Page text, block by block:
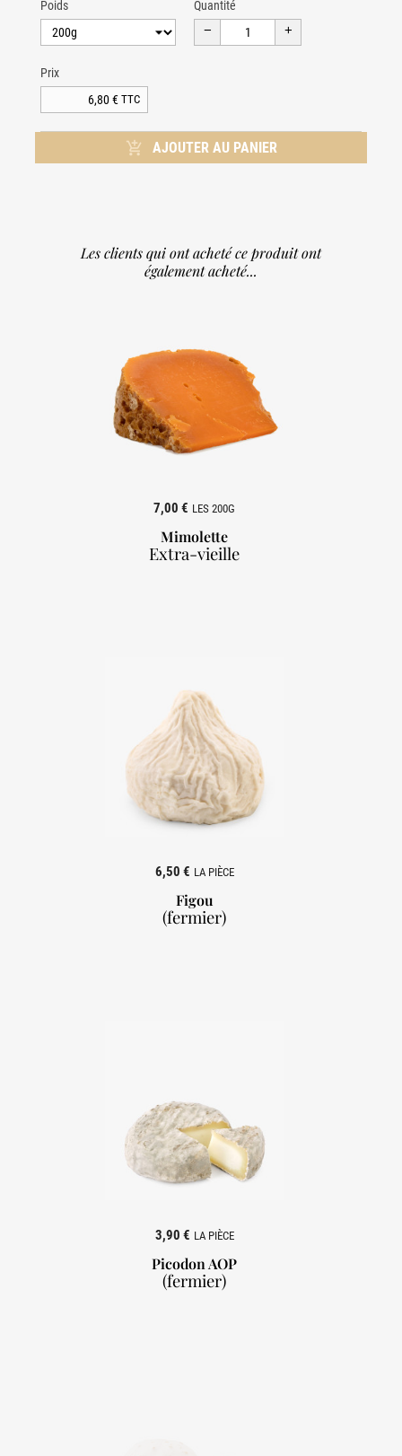
Poids Quantité
Prix
6,80 € TTC
 AJOUTER AU PANIER
Les clients qui ont acheté ce produit ont
également acheté...
Mimolette
Extra-vieille
7,00 € LES 200G

Figou
(fermier)
6,50 € LA PIÈCE

Picodon AOP
(fermier)
3,90 € LA PIÈCE
